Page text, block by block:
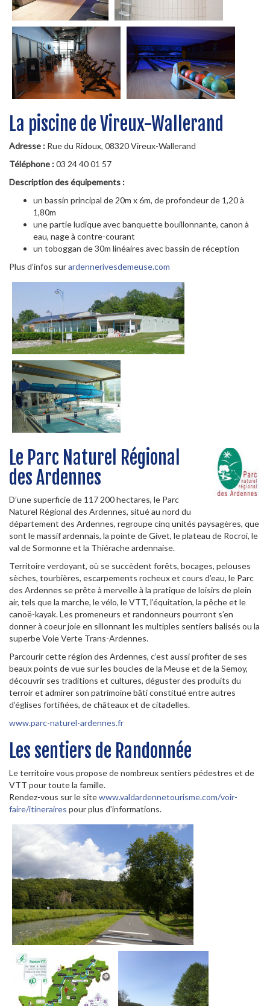
La piscine de Vireux-Wallerand
Adresse : Rue du Ridoux, 08320 Vireux-Wallerand
Téléphone :03 24 40 01 57
Description des équipements :
un bassin principal de 20m x 6m, de profondeur de 1,20 à
1,80m
une partie ludique avec banquette bouillonnante, canon à
eau, nage à contre-courant
un toboggan de 30m linéaires avec bassin de réception
Plus d’infos surardennerivesdemeuse.com
Le Parc Naturel Régional
des Ardennes
D’une superficie de 117 200 hectares, le Parc
Naturel Régional des Ardennes, situé au nord du
département des Ardennes, regroupe cinq unités paysagères, que
sont le massif ardennais, la pointe de Givet, le plateau de Rocroi, le
val de Sormonne et la Thiérache ardennaise.
Territoire verdoyant, où se succèdent forêts, bocages, pelouses
sèches, tourbières, escarpements rocheux et cours d’eau, le Parc
des Ardennes se prête à merveille à la pratique de loisirs de plein
air, tels que la marche, le vélo, le VTT, l’équitation, la pêche et le
canoë-kayak. Les promeneurs et randonneurs pourront s’en
donner à coeur joie en sillonnant les multiples sentiers balisés ou la
superbe Voie Verte Trans-Ardennes.
Parcourir cette région des Ardennes, c’est aussi profiter de ses
beaux points de vue sur les boucles de la Meuse et de la Semoy,
découvrir ses traditions et cultures, déguster des produits du
terroir et admirer son patrimoine bâti constitué entre autres
d’églises fortifiées, de châteaux et de citadelles.
www.parc-naturel-ardennes.fr
Les sentiers de Randonnée
Le territoire vous propose de nombreux sentiers pédestres et de
VTT pour toute la famille.
Rendez-vous sur le sitewww.valdardennetourisme.com/voir-
faire/itineraires pour plus d’informations.